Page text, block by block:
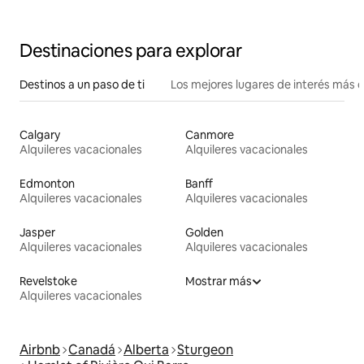
Destinaciones para explorar
Destinos a un paso de ti Los mejores lugares de interés más
Calgary
Alquileres vacacionales
Canmore
Alquileres vacacionales
Edmonton
Alquileres vacacionales
Banff
Alquileres vacacionales
Jasper
Alquileres vacacionales
Golden
Alquileres vacacionales
Revelstoke
Alquileres vacacionales
Mostrar más
Airbnb Canadá Alberta Sturgeon